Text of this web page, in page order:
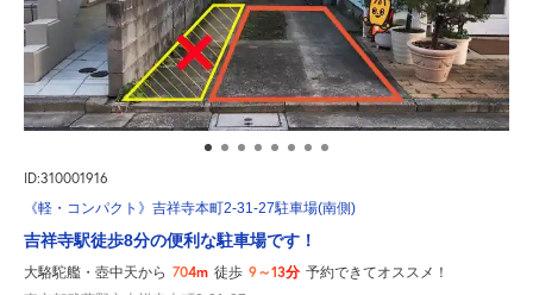
ID:310001916
《軽・コンパクト》吉祥寺本町2-31-27駐車場(南側)
吉祥寺駅徒歩8分の便利な駐車場です！
大駱駝艦・壺中天から 704m 徒歩 9～13分 予約できてオススメ！